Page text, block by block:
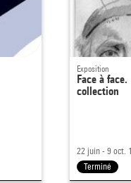
Exposition
Face à
collection
22 juin - 9 oct.
Terminé